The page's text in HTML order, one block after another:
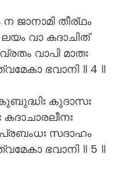
ജാനാമി തീര്ഥം
വാ കദാചിത്
വാപി മാതഃ
ഭവാനി ॥ 4 ॥
കുദാസഃ
സദാഹം
ഭവാനി ॥ 5 ॥